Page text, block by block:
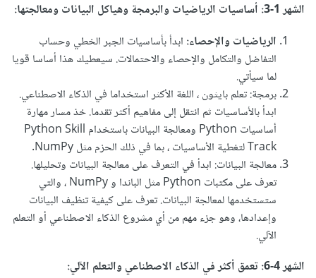
الشهر 1-3: أساسيات الرياضيات والبرمجة وهياكل البيانات ومعالجتها:
الرياضيات والإحصاء: ابدأ بأساسيات الجبر الخطي وحساب
التفاضل والتكامل والإحصاء والاحتمالات. سيعطيك هذا أساسا قويا
لما سيأتي.
برمجة: تعلم بايثون ، اللغة الأكثر استخداما في الذكاء الاصطناعي.
ابدأ بالأساسيات ثم انتقل إلى مفاهيم أكثر تقدما. خذ مسار مهارة
أساسيات Python ومعالجة البيانات باستخدام Python Skill
Track لتغطية الأساسيات ، بما في ذلك الحزم مثل NumPy.
معالجة البيانات: ابدأ في التعرف على معالجة البيانات وتحليلها.
تعرف على مكتبات Python مثل الباندا و NumPy ، والتي
ستستخدمها لمعالجة البيانات. تعرف على كيفية تنظيف البيانات
وإعدادها، وهو جزء مهم من أي مشروع الذكاء الاصطناعي أو التعلم
الآلي.
الشهر 4-6: تعمق أكثر في الذكاء الاصطناعي والتعلم الآلي: